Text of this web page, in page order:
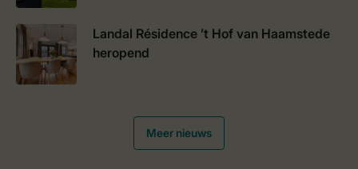
Landal Résidence ’t Hof van Haamstede
heropend
Meer nieuws